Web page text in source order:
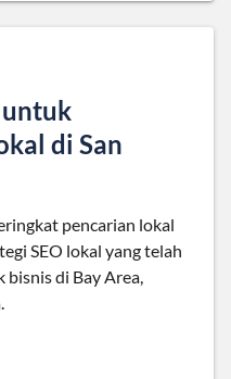
untuk
di San
pencarian lokal
SEO lokal yang telah
di Bay Area,